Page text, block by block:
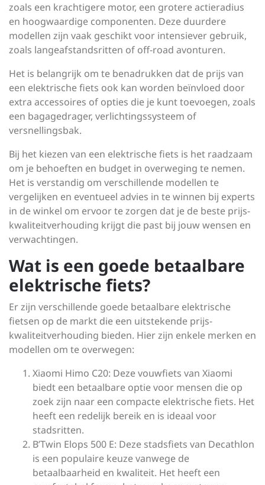
zoals een krachtigere motor, een grotere actieradius
en hoogwaardige componenten. Deze duurdere
modellen zijn vaak geschikt voor intensiever gebruik,
zoals langeafstandsritten of off-road avonturen.
Het is belangrijk om te benadrukken dat de prijs van
een elektrische fiets ook kan worden beïnvloed door
extra accessoires of opties die je kunt toevoegen, zoals
een bagagedrager, verlichtingssysteem of
versnellingsbak.
Bij het kiezen van een elektrische fiets is het raadzaam
om je behoeften en budget in overweging te nemen.
Het is verstandig om verschillende modellen te
vergelijken en eventueel advies in te winnen bij experts
in de winkel om ervoor te zorgen dat je de beste prijs-
kwaliteitverhouding krijgt die past bij jouw wensen en
verwachtingen.
Wat is een goede betaalbare
elektrische fiets?
Er zijn verschillende goede betaalbare elektrische
fietsen op de markt die een uitstekende prijs-
kwaliteitverhouding bieden. Hier zijn enkele merken en
modellen om te overwegen:
Xiaomi Himo C20: Deze vouwfiets van Xiaomi
biedt een betaalbare optie voor mensen die op
zoek zijn naar een compacte elektrische fiets. Het
heeft een redelijk bereik en is ideaal voor
stadsritten.
B’Twin Elops 500 E: Deze stadsfiets van Decathlon
is een populaire keuze vanwege de
betaalbaarheid en kwaliteit. Het heeft een